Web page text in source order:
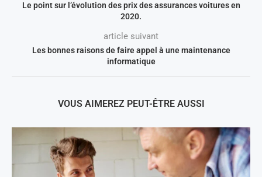
Le point sur l’évolution des prix des assurances voitures en
2020.
article suivant
Les bonnes raisons de faire appel à une maintenance
informatique
VOUS AIMEREZ PEUT-ÊTRE AUSSI